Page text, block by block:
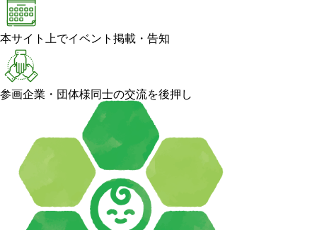
本サイト上でイベント掲載・告知
参画企業・団体様同士の交流を後押し